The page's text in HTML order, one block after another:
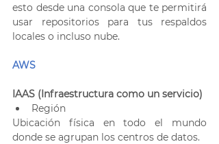
esto desde una consola que te permitirá
usar repositorios para tus respaldos
locales o incluso nube.
AWS
IAAS (Infraestructura como un servicio)
Región
Ubicación física en todo el mundo
donde se agrupan los centros de datos.